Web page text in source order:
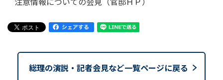
総理の演説・記者会見など一覧ページに戻る